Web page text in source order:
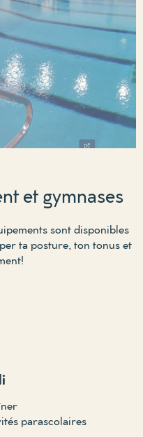
et gymnases
sont disponibles
ta posture, ton tonus et
parascolaires